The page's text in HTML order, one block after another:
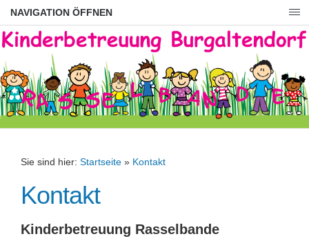
NAVIGATION ÖFFNEN
Sie sind hier: Startseite » Kontakt
Kontakt
Kinderbetreuung Rasselbande